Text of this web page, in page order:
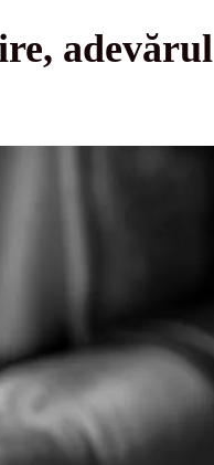
adevărul